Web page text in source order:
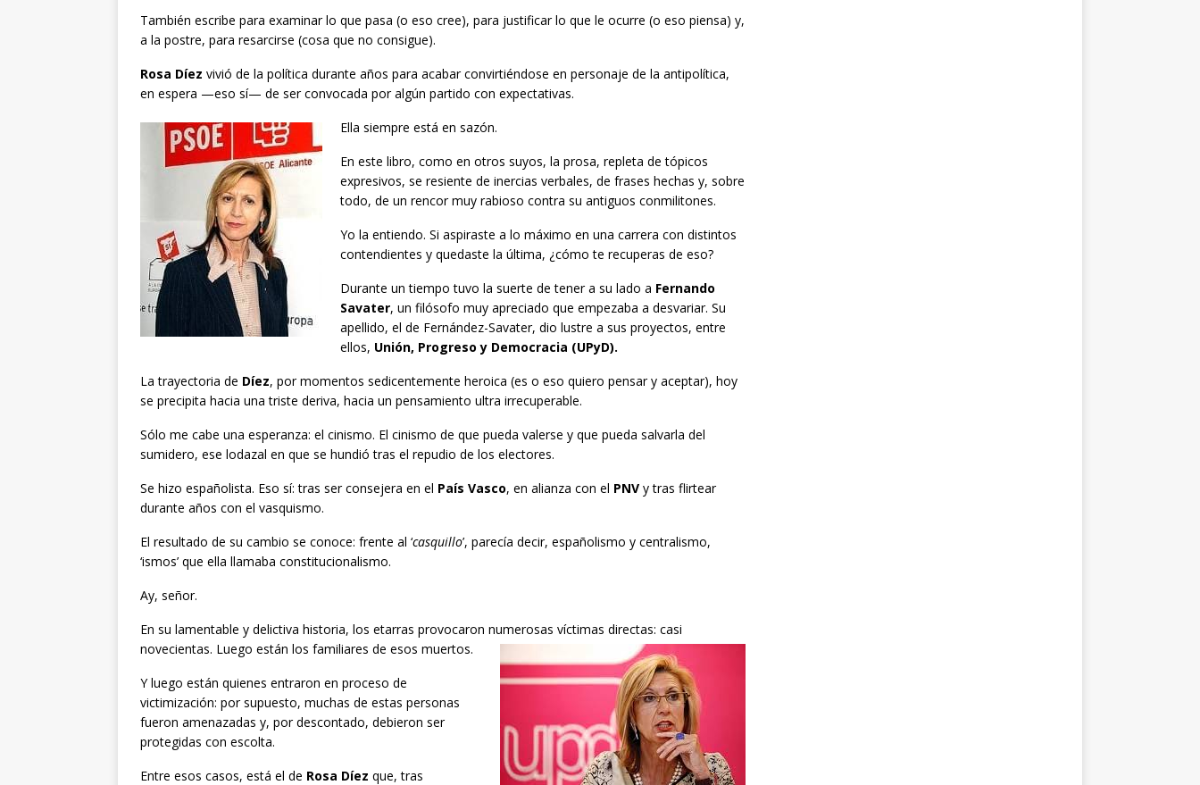
También escribe para examinar lo que pasa (o eso cree), para justificar lo que le ocurre (o eso piensa) y,
a la postre, para resarcirse (cosa que no consigue).
Rosa Díez vivió de la política durante años para acabar convirtiéndose en personaje de la antipolítica,
en espera —eso sí— de ser convocada por algún partido con expectativas.
Ella siempre está en sazón.
En este libro, como en otros suyos, la prosa, repleta de tópicos
expresivos, se resiente de inercias verbales, de frases hechas y, sobre
todo, de un rencor muy rabioso contra su antiguos conmilitones.
Yo la entiendo. Si aspiraste a lo máximo en una carrera con distintos
contendientes y quedaste la última, ¿cómo te recuperas de eso?
Durante un tiempo tuvo la suerte de tener a su lado a Fernando
Savater, un filósofo muy apreciado que empezaba a desvariar. Su
apellido, el de Fernández-Savater, dio lustre a sus proyectos, entre
ellos, Unión, Progreso y Democracia (UPyD).
La trayectoria de Díez, por momentos sedicentemente heroica (es o eso quiero pensar y aceptar), hoy
se precipita hacia una triste deriva, hacia un pensamiento ultra irrecuperable.
Sólo me cabe una esperanza: el cinismo. El cinismo de que pueda valerse y que pueda salvarla del
sumidero, ese lodazal en que se hundió tras el repudio de los electores.
Se hizo españolista. Eso sí: tras ser consejera en el País Vasco, en alianza con el PNV y tras flirtear
durante años con el vasquismo.
El resultado de su cambio se conoce: frente al ‘casquillo’, parecía decir, españolismo y centralismo,
‘ismos’ que ella llamaba constitucionalismo.
Ay, señor.
En su lamentable y delictiva historia, los etarras provocaron numerosas víctimas directas: casi
novecientas. Luego están los familiares de esos muertos.
Y luego están quienes entraron en proceso de
victimización: por supuesto, muchas de estas personas
fueron amenazadas y, por descontado, debieron ser
protegidas con escolta.
Entre esos casos, está el de Rosa Díez que, tras